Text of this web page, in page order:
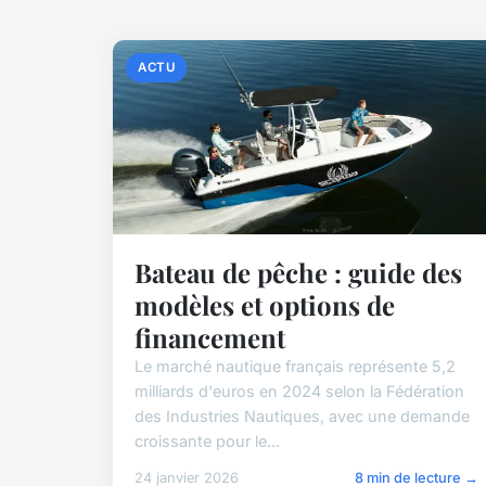
ACTU
Bateau de pêche : guide des
modèles et options de
financement
Le marché nautique français représente 5,2
milliards d'euros en 2024 selon la Fédération
des Industries Nautiques, avec une demande
croissante pour le...
24 janvier 2026 8 min de lecture →